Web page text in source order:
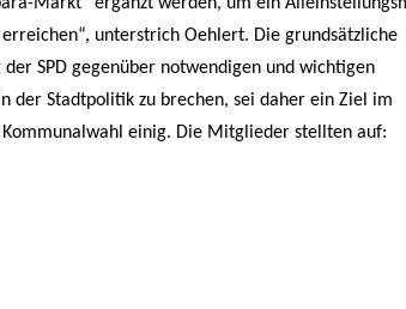
unterstrich Oehlert. Die grundsätzliche
der SPD gegenüber notwendigen und wichtigen
der Stadtpolitik zu brechen, sei daher ein Ziel im
einig. Die Mitglieder stellten auf: